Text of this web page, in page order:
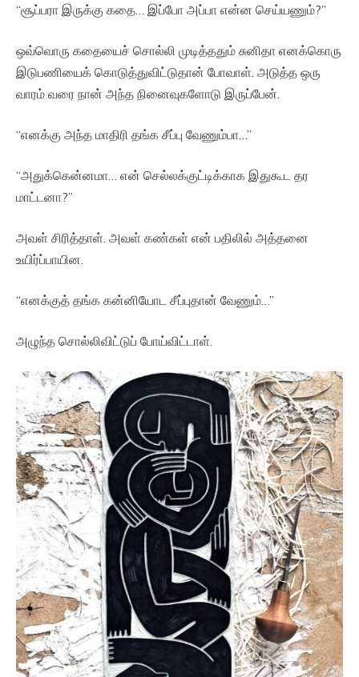
“சூப்பரா இருக்கு கதை… இப்போ அப்பா என்ன செய்யணும்?”
ஒவ்வொரு கதையைச் சொல்லி முடித்ததும் சுனிதா எனக்கொரு
இடுபணியைக் கொடுத்துவிட்டுதான் போவாள். அடுத்த ஒரு
வாரம் வரை நான் அந்த நினைவுகளோடு இருப்பேன்.
“எனக்கு அந்த மாதிரி தங்க சீப்பு வேணும்பா…”
“அதுக்கென்னமா… என் செல்லக்குட்டிக்காக இதுகூட தர
மாட்டனா?”
அவள் சிரித்தாள். அவள் கண்கள் என் பதிலில் அத்தனை
உயிர்ப்பாயின.
“எனக்குத் தங்க கன்னியோட சீப்புதான் வேணும்…”
அழுந்த சொல்லிவிட்டுப் போய்விட்டாள்.